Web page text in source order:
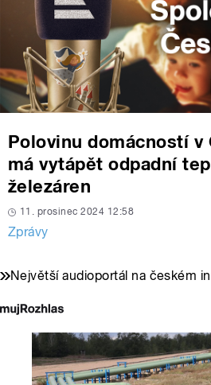
Polovinu domácností v
má vytápět odpadní
železáren
11. prosinec 2024 12:58
Zprávy
Největší audioportál na českém